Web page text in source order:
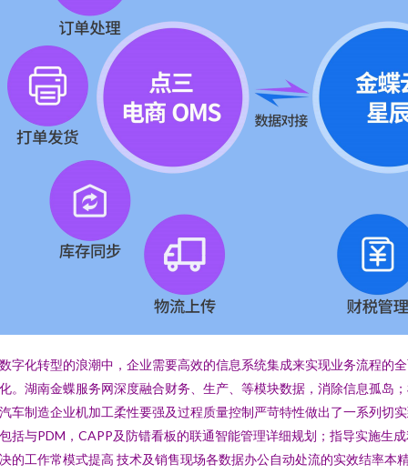
字化转型的浪潮中，企业需要高效的信息系统集成来实现业务流程的
。湖南金蝶服务网深度融合财务、生产、等模块数据，消除信息孤岛
车制造企业机加工柔性要强及过程质量控制严苛特性做出了一系列切
括与PDM，CAPP及防错看板的联通智能管理详细规划；指导实施生
的工作常模式提高 技术及销售现场各数据办公自动处流的实效结率本